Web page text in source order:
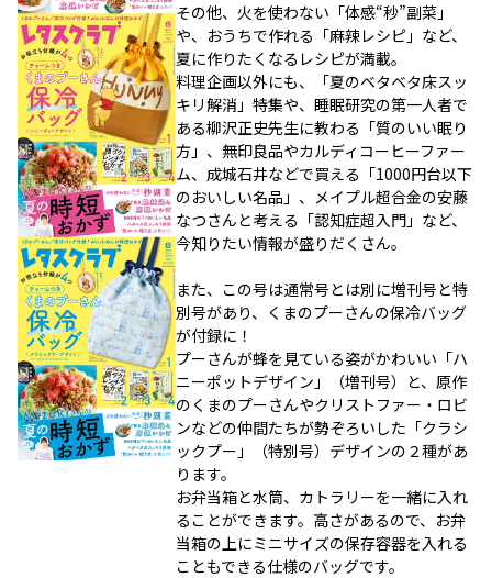
その他、火を使わない「体感“秒”副菜」
や、おうちで作れる「麻辣レシピ」など、
夏に作りたくなるレシピが満載。
料理企画以外にも、「夏のベタベタ床スッ
キリ解消」特集や、睡眠研究の第一人者で
ある柳沢正史先生に教わる「質のいい眠り
方」、無印良品やカルディコーヒーファー
ム、成城石井などで買える「1000円台以下
のおいしい名品」、メイプル超合金の安藤
なつさんと考える「認知症超入門」など、
今知りたい情報が盛りだくさん。
また、この号は通常号とは別に増刊号と特
別号があり、くまのプーさんの保冷バッグ
が付録に！
プーさんが蜂を見ている姿がかわいい「ハ
ニーポットデザイン」（増刊号）と、原作
のくまのプーさんやクリストファー・ロビ
ンなどの仲間たちが勢ぞろいした「クラシ
ックプー」（特別号）デザインの２種があ
ります。
お弁当箱と水筒、カトラリーを一緒に入れ
ることができます。高さがあるので、お弁
当箱の上にミニサイズの保存容器を入れる
こともできる仕様のバッグです。